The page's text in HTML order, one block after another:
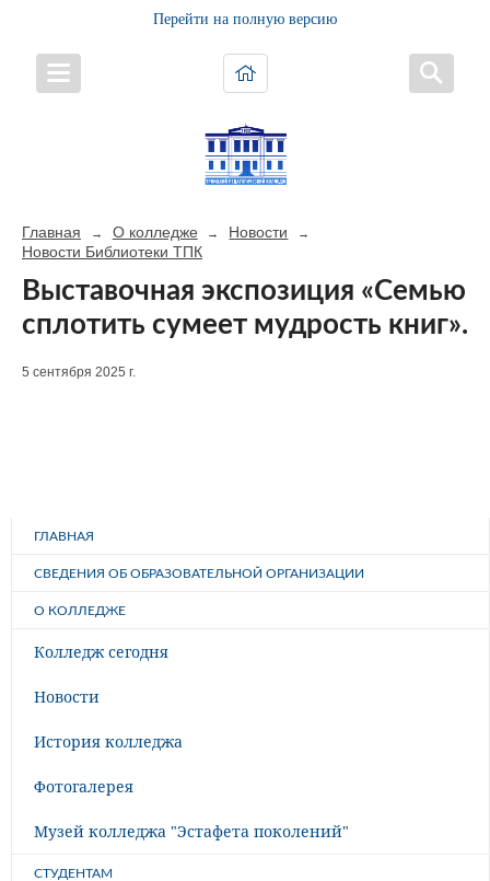
Перейти на полную версию
Главная → О колледже → Новости →
Новости Библиотеки ТПК
Выставочная экспозиция «Семью
сплотить сумеет мудрость книг».
5 сентября 2025 г.
ГЛАВНАЯ
СВЕДЕНИЯ ОБ ОБРАЗОВАТЕЛЬНОЙ ОРГАНИЗАЦИИ
О КОЛЛЕДЖЕ
Колледж сегодня
Новости
История колледжа
Фотогалерея
Музей колледжа "Эстафета поколений"
СТУДЕНТАМ